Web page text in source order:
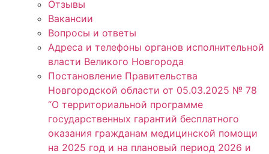
Отзывы
Вакансии
Вопросы и ответы
Адреса и телефоны органов исполнительной
власти Великого Новгорода
Постановление Правительства
Новгородской области от 05.03.2025 № 78
“О территориальной программе
государственных гарантий бесплатного
оказания гражданам медицинской помощи
на 2025 год и на плановый период 2026 и